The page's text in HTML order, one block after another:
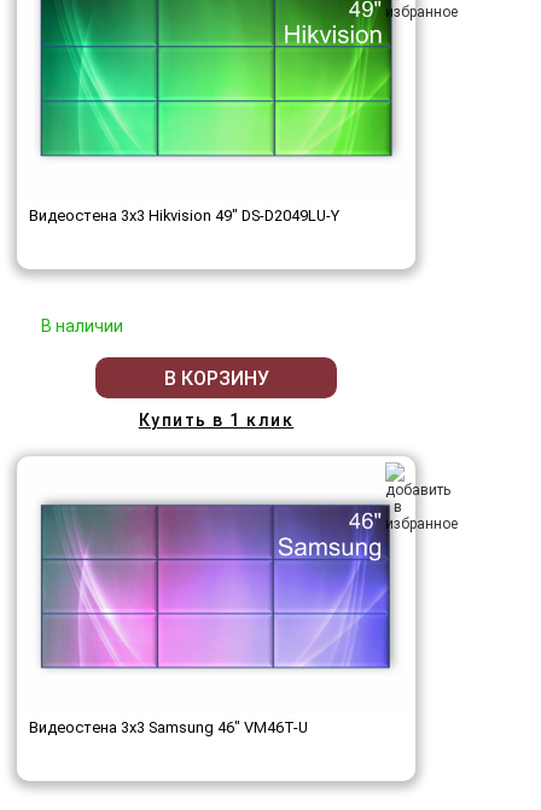
Видеостена 3x3 Hikvision 49" DS-D2049LU-Y
В наличии
В КОРЗИНУ
Купить в 1 клик
Видеостена 3x3 Samsung 46" VM46T-U